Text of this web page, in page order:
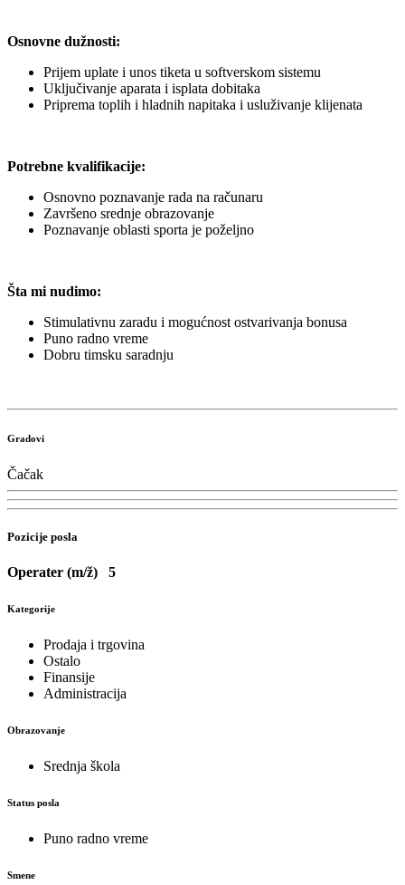
Osnovne dužnosti:
Prijem uplate i unos tiketa u softverskom sistemu
Uključivanje aparata i isplata dobitaka
Priprema toplih i hladnih napitaka i usluživanje klijenata
Potrebne kvalifikacije:
Osnovno poznavanje rada na računaru
Završeno srednje obrazovanje
Poznavanje oblasti sporta je poželjno
Šta mi nudimo:
Stimulativnu zaradu i mogućnost ostvarivanja bonusa
Puno radno vreme
Dobru timsku saradnju
Gradovi
Čačak
Pozicije posla
Operater (m/ž) 5
Kategorije
Prodaja i trgovina
Ostalo
Finansije
Administracija
Obrazovanje
Srednja škola
Status posla
Puno radno vreme
Smene